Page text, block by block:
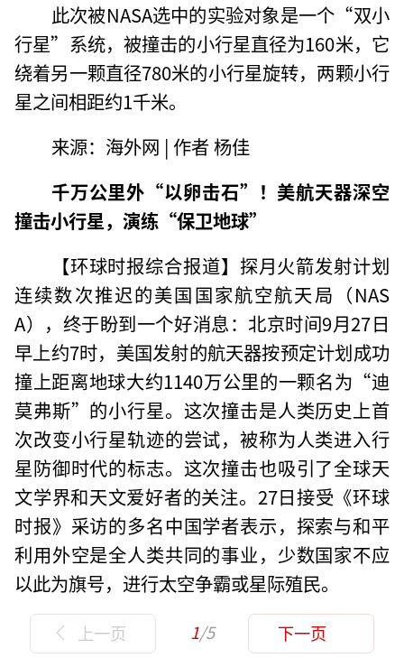
此次被NASA选中的实验对象是一个“双小
行星”系统，被撞击的小行星直径为160米，它
绕着另一颗直径780米的小行星旋转，两颗小行
星之间相距约1千米。
来源：海外网 | 作者 杨佳
千万公里外“以卵击石”！美航天器深空
撞击小行星，演练“保卫地球”
【环球时报综合报道】探月火箭发射计划
连续数次推迟的美国国家航空航天局（NAS
A），终于盼到一个好消息：北京时间9月27日
早上约7时，美国发射的航天器按预定计划成功
撞上距离地球大约1140万公里的一颗名为“迪
莫弗斯”的小行星。这次撞击是人类历史上首
次改变小行星轨迹的尝试，被称为人类进入行
星防御时代的标志。这次撞击也吸引了全球天
文学界和天文爱好者的关注。27日接受《环球
时报》采访的多名中国学者表示，探索与和平
利用外空是全人类共同的事业，少数国家不应
以此为旗号，进行太空争霸或星际殖民。
上一页 1/5 下一页